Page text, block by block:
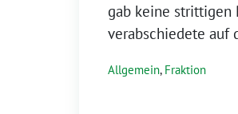
gab keine strittigen
verabschiedete auf
Allgemein, Fraktion